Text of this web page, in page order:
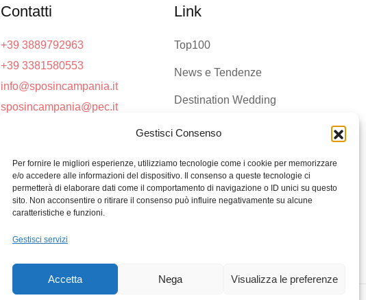
Gestisci Consenso
Per fornire le migliori esperienze, utilizziamo tecnologie come i cookie per memorizzare
e/o accedere alle informazioni del dispositivo. Il consenso a queste tecnologie ci
permetterà di elaborare dati come il comportamento di navigazione o ID unici su questo
sito. Non acconsentire o ritirare il consenso può influire negativamente su alcune
caratteristiche e funzioni.
Gestisci servizi
Accetta Nega Visualizza le preferenze
Contatti
+39 3889792963
+39 3381580553
info@sposincampania.it
sposincampania@pec.it
Link
Top100
News e Tendenze
Destination Wedding
Magazine